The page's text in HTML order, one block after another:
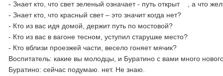
- Знает кто, что свет зеленый означает - путь открыт , а что
- Знает кто, что красный свет – это значит когда нет?
- Кто из вас идя домой, держит путь по мостовой?
- Кто из вас в вагоне тесном, уступил старушке место?
- Кто вблизи проезжей части, весело гоняет мячик?
Воспитатель: какие вы молодцы, и Буратино с вами много
Буратино: сейчас подумаю. нет. Не знаю.